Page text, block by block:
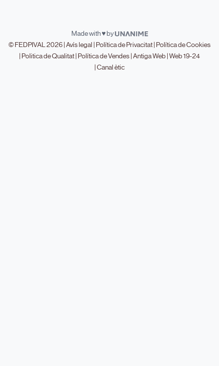
Made with ♥ by
© FEDPIVAL 2026 |Avís legal | Política de Privacitat| Política de Cookies
| Politica de Qualitat| Política de Vendes|Antiga Web|Web 19-24
|Canal ètic